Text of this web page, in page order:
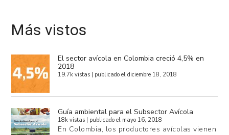
Más vistos
El sector avícola en Colombia creció 4,5% en
2018
19.7k vistas publicado el diciembre 18, 2018
Guía ambiental para el Subsector Avícola
18k vistas publicado el mayo 16, 2018
En Colombia, los productores avícolas vienen